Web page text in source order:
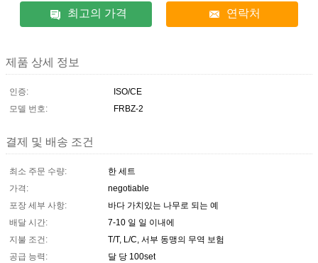
최고의 가격 연락처
제품 상세 정보
인증:
ISO/CE
모델 번호:
FRBZ-2
결제 및 배송 조건
최소 주문 수량:
한 세트
가격:
negotiable
포장 세부 사항:
바다 가치있는 나무로 되는 예
배달 시간:
7-10 일 일 이내에
지불 조건:
T/T, L/C, 서부 동맹의 무역 보험
공급 능력:
달 당 100set